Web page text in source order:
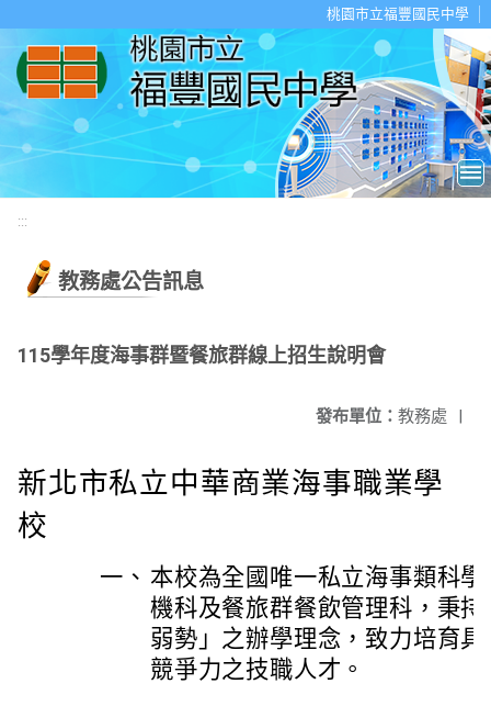
桃園市立福豐國民中學
:::
教務處公告訊息
115學年度海事群暨餐旅群線上招生說明會
發布單位： 教務處 |
新北市私立中華商業海事職業學
校
一、 本校為全國唯一私立海事類科
機科及餐旅群餐飲管理科，秉
弱勢」之辦學理念，致力培育
競爭力之技職人才。